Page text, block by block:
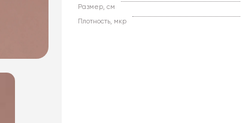
Размер, см
Плотность, мкр